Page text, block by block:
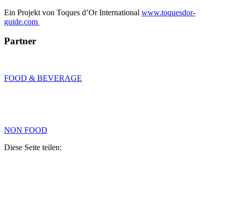
Ein Projekt von Toques d’Or International www.toquesdor-
guide.com
Partner
FOOD & BEVERAGE
NON FOOD
Diese Seite teilen: